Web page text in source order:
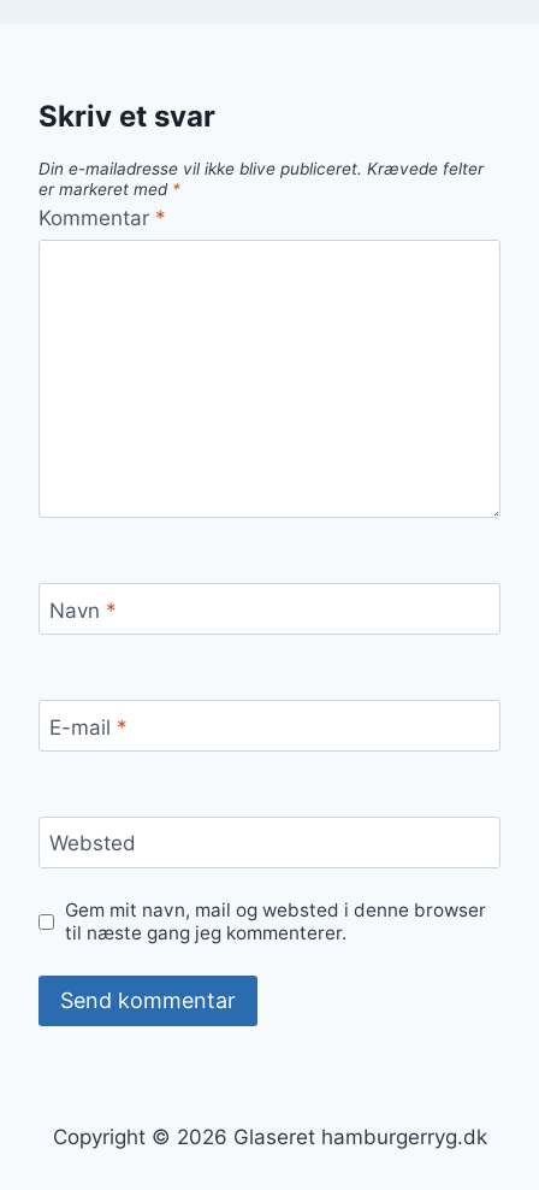
Skriv et svar
Din e-mailadresse vil ikke blive publiceret. Krævede felter
er markeret med *
Kommentar *
Navn *
E-mail *
Websted
Gem mit navn, mail og websted i denne browser
til næste gang jeg kommenterer.
Copyright © 2026 Glaseret hamburgerryg.dk